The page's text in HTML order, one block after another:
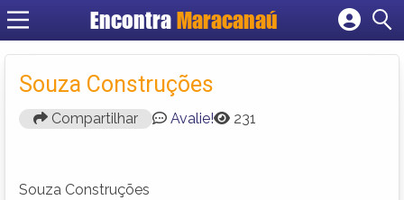
Encontra Maracanaú
Cadastrar empresa
Fazer login
Criar conta
Souza Construções
Compartilhar Avalie! 231
Souza Construções